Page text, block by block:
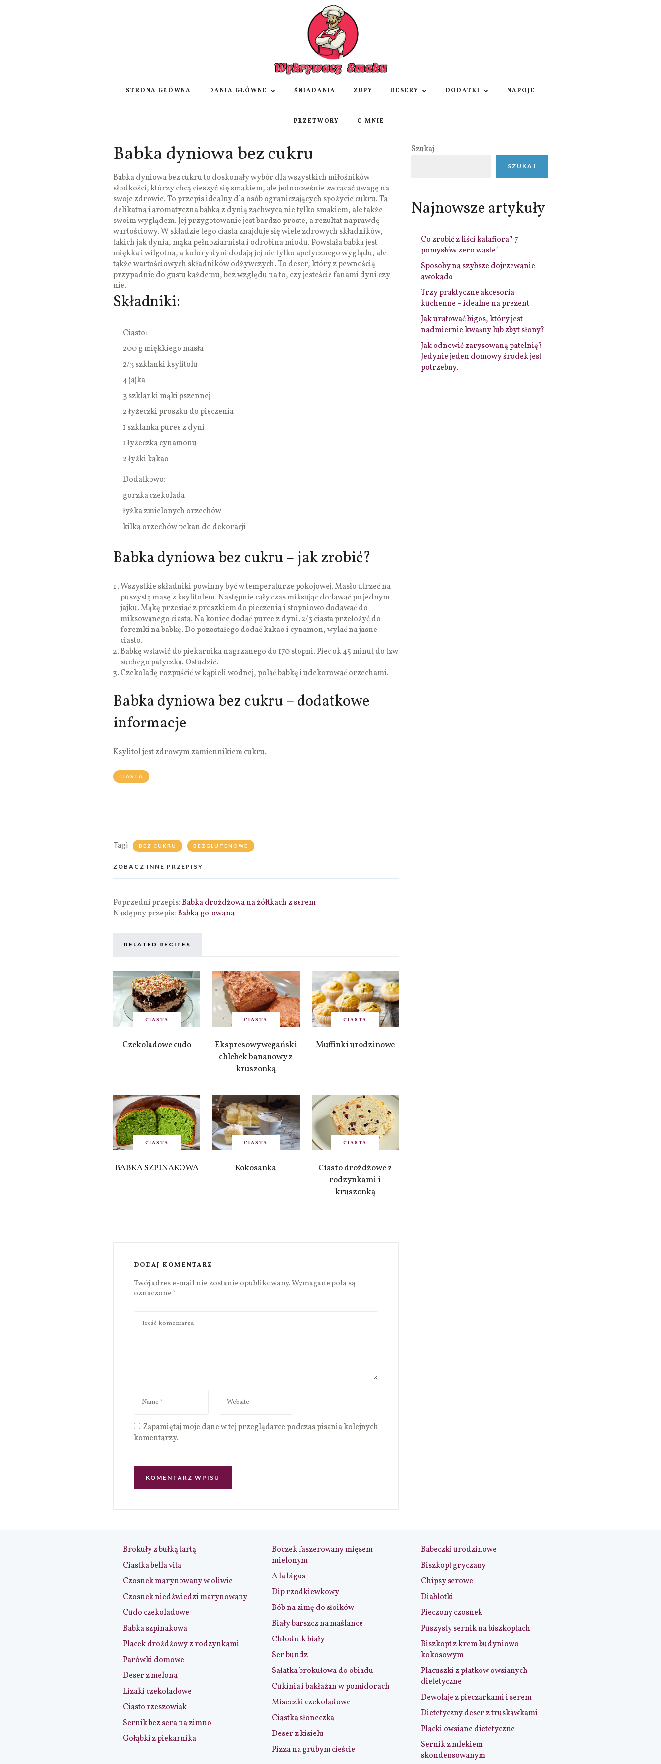
STRONA GŁÓWNA DANIA GŁÓWNE ŚNIADANIA ZUPY DESERY DODATKI NAPOJE
PRZETWORY O MNIE
Babka dyniowa bez cukru
Babka dyniowa bez cukru to doskonały wybór dla wszystkich miłośników
słodkości, którzy chcą cieszyć się smakiem, ale jednocześnie zwracać uwagę na
swoje zdrowie. To przepis idealny dla osób ograniczających spożycie cukru. Ta
delikatna i aromatyczna babka z dynią zachwyca nie tylko smakiem, ale także
swoim wyglądem. Jej przygotowanie jest bardzo proste, a rezultat naprawdę
wartościowy. W składzie tego ciasta znajduje się wiele zdrowych składników,
takich jak dynia, mąka pełnoziarnista i odrobina miodu. Powstała babka jest
miękka i wilgotna, a kolory dyni dodają jej nie tylko apetycznego wyglądu, ale
także wartościowych składników odżywczych. To deser, który z pewnością
przypadnie do gustu każdemu, bez względu na to, czy jesteście fanami dyni czy
nie.
Składniki:
Ciasto:
200 g miękkiego masła
2/3 szklanki ksylitolu
4 jajka
3 szklanki mąki pszennej
2 łyżeczki proszku do pieczenia
1 szklanka puree z dyni
1 łyżeczka cynamonu
2 łyżki kakao
Dodatkowo:
gorzka czekolada
łyżka zmielonych orzechów
kilka orzechów pekan do dekoracji
Babka dyniowa bez cukru – jak zrobić?
Wszystkie składniki powinny być w temperaturze pokojowej. Masło utrzeć na
puszystą masę z ksylitolem. Następnie cały czas miksując dodawać po jednym
jajku. Mąkę przesiać z proszkiem do pieczenia i stopniowo dodawać do
miksowanego ciasta. Na koniec dodać puree z dyni. 2/3 ciasta przełożyć do
foremki na babkę. Do pozostałego dodać kakao i cynamon, wylać na jasne
ciasto.
Babkę wstawić do piekarnika nagrzanego do 170 stopni. Piec ok 45 minut do tzw
suchego patyczka. Ostudzić.
Czekoladę rozpuścić w kąpieli wodnej, polać babkę i udekorować orzechami.
Babka dyniowa bez cukru – dodatkowe
informacje
Ksylitol jest zdrowym zamiennikiem cukru.
CIASTA
Tagi BEZ CUKRU BEZGLUTENOWE
ZOBACZ INNE PRZEPISY
Poprzedni przepis:Babka drożdżowa na żółtkach z serem
Następny przepis:Babka gotowana
RELATED RECIPES
CIASTA
Czekoladowe cudo
CIASTA
Ekspresowy wegański
chlebek bananowy z
kruszonką
CIASTA
Muffinki urodzinowe
CIASTA
BABKA SZPINAKOWA
CIASTA
Kokosanka
CIASTA
Ciasto drożdżowe z
rodzynkami i
kruszonką
DODAJ KOMENTARZ
Twój adres e-mail nie zostanie opublikowany.Wymagane pola są
oznaczone *
Zapamiętaj moje dane w tej przeglądarce podczas pisania kolejnych
komentarzy.
Szukaj
SZUKAJ
Najnowsze artykuły
Co zrobić z liści kalafiora? 7
pomysłów zero waste!
Sposoby na szybsze dojrzewanie
awokado
Trzy praktyczne akcesoria
kuchenne – idealne na prezent
Jak uratować bigos, który jest
nadmiernie kwaśny lub zbyt słony?
Jak odnowić zarysowaną patelnię?
Jedynie jeden domowy środek jest
potrzebny.
Brokuły z bułką tartą
Ciastka bella vita
Czosnek marynowany w oliwie
Czosnek niedźwiedzi marynowany
Cudo czekoladowe
Babka szpinakowa
Placek drożdżowy z rodzynkami
Parówki domowe
Deser z melona
Lizaki czekoladowe
Ciasto rzeszowiak
Sernik bez sera na zimno
Gołąbki z piekarnika
Boczek faszerowany mięsem
mielonym
A la bigos
Dip rzodkiewkowy
Bób na zimę do słoików
Biały barszcz na maślance
Chłodnik biały
Ser bundz
Sałatka brokułowa do obiadu
Cukinia i bakłażan w pomidorach
Miseczki czekoladowe
Ciastka słoneczka
Deser z kisielu
Pizza na grubym cieście
Babeczki urodzinowe
Biszkopt gryczany
Chipsy serowe
Diablotki
Pieczony czosnek
Puszysty sernik na biszkoptach
Biszkopt z krem budyniowo-
kokosowym
Placuszki z płatków owsianych
dietetyczne
Dewolaje z pieczarkami i serem
Dietetyczny deser z truskawkami
Placki owsiane dietetyczne
Sernik z mlekiem
skondensowanym